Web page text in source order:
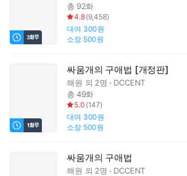
총 92화
4.8(9,458)
대여 300원
소장 500원
싸움개의 구애법 [개정판]
해원 외 2명
DCCENT
총 49화
5.0 (147)
대여 300원
소장 500원
싸움개의 구애법
해원 외 2명
DCCENT